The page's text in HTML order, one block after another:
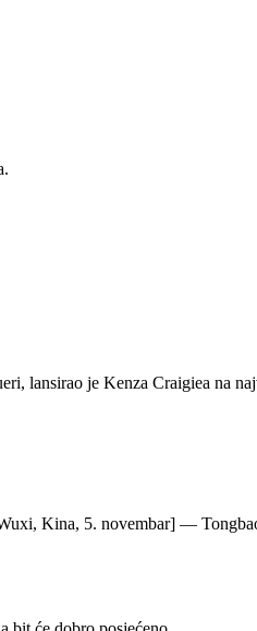
je Kenza Craigiea na
Kina, 5. novembar] —